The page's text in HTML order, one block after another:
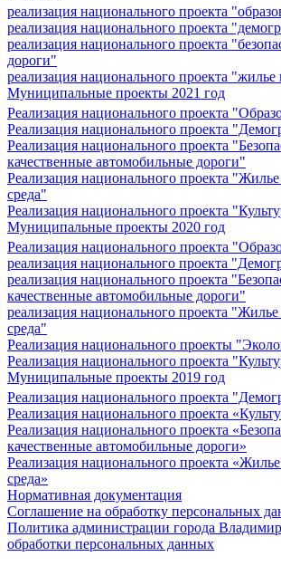
реализация национального проекта
реализация национального проекта
реализация национального проекта
дороги"
реализация национального проекта "жилье
Муниципальные проекты 2021 год
Реализация национального проекта
Реализация национального проекта
Реализация национального проекта
качественные автомобильные дороги"
Реализация национального проекта "Жилье
среда"
Реализация национального проекта
Муниципальные проекты 2020 год
Реализация национального проекта
реализация национального проекта
реализация национального проекта
качественные автомобильные дороги"
реализация национального проекта "Жилье
среда"
Реализация национального проекты
Реализация национального проекта
Муниципальные проекты 2019 год
Реализация национального проекта
Реализация национального проекта
Реализация национального проекта
качественные автомобильные дороги»
Реализация национального проекта
среда»
Нормативная документация
Соглашение на обработку персональных
Политика администрации города
обработки персональных данных